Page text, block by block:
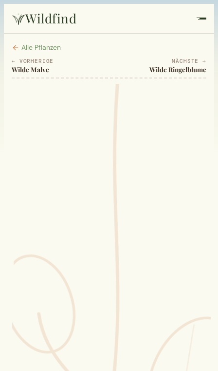
Wildfind
Startseite
Pflanzen
Sammelkalender
Blüten-Finder
Phänologie-Radar
Vogelstimmen
Gartenplaner
Alle Pflanzen
← VORHERIGE
Wilde Malve
NÄCHSTE →
Wilde Ringelblume